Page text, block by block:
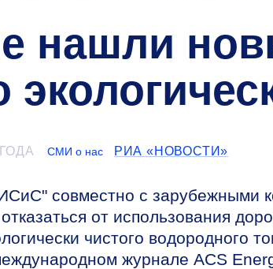
нашли
СМИ о нас РИА «НОВОСТИ»
совместно с зарубежными
от использования
чистого водородного
журнале ACS